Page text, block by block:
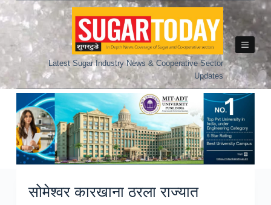
Skip
to
Latest Sugar Industry News & Cooperative Sector
Updates
सोमेश्वर कारखाना ठरला राज्यात